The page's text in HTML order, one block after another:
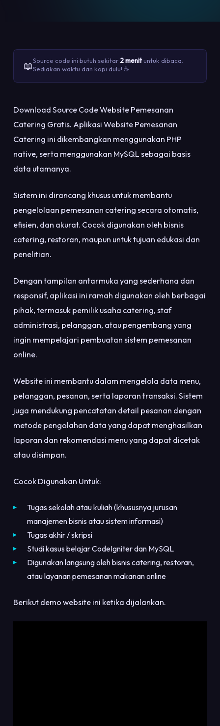
📖Source code ini butuh sekitar 2 menituntuk dibaca.
Sediakan waktu dan kopi dulu! ☕
Download Source Code Website Pemesanan
Catering Gratis. Aplikasi Website Pemesanan
Catering ini dikembangkan menggunakan PHP
native, serta menggunakan MySQL sebagai basis
data utamanya.
Sistem ini dirancang khusus untuk membantu
pengelolaan pemesanan catering secara otomatis,
efisien, dan akurat. Cocok digunakan oleh bisnis
catering, restoran, maupun untuk tujuan edukasi dan
penelitian.
Dengan tampilan antarmuka yang sederhana dan
responsif, aplikasi ini ramah digunakan oleh berbagai
pihak, termasuk pemilik usaha catering, staf
administrasi, pelanggan, atau pengembang yang
ingin mempelajari pembuatan sistem pemesanan
online.
Website ini membantu dalam mengelola data menu,
pelanggan, pesanan, serta laporan transaksi. Sistem
juga mendukung pencatatan detail pesanan dengan
metode pengolahan data yang dapat menghasilkan
laporan dan rekomendasi menu yang dapat dicetak
atau disimpan.
Cocok Digunakan Untuk:
Tugas sekolah atau kuliah (khususnya jurusan
manajemen bisnis atau sistem informasi)
Tugas akhir / skripsi
Studi kasus belajar CodeIgniter dan MySQL
Digunakan langsung oleh bisnis catering, restoran,
atau layanan pemesanan makanan online
Berikut demo website ini ketika dijalankan.